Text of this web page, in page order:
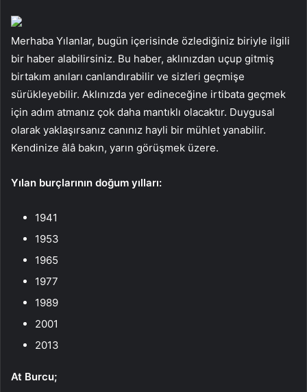
Merhaba Yılanlar, bugün içerisinde özlediğiniz biriyle ilgili
bir haber alabilirsiniz. Bu haber, aklınızdan uçup gitmiş
birtakım anıları canlandırabilir ve sizleri geçmişe
sürükleyebilir. Aklınızda yer edineceğine irtibata geçmek
için adım atmanız çok daha mantıklı olacaktır. Duygusal
olarak yaklaşırsanız canınız hayli bir mühlet yanabilir.
Kendinize âlâ bakın, yarın görüşmek üzere.
Yılan burçlarının doğum yılları:
1941
1953
1965
1977
1989
2001
2013
At Burcu;